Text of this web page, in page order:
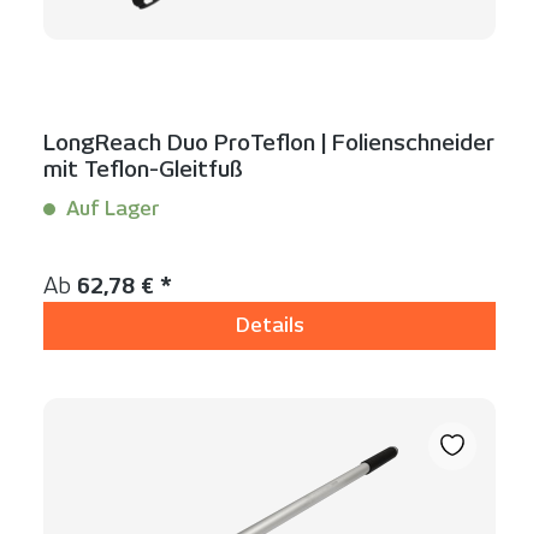
LongReach Duo ProTeflon | Folienschneider
mit Teflon-Gleitfuß
Auf Lager
Regulärer Preis:
Ab 62,78 € *
Details